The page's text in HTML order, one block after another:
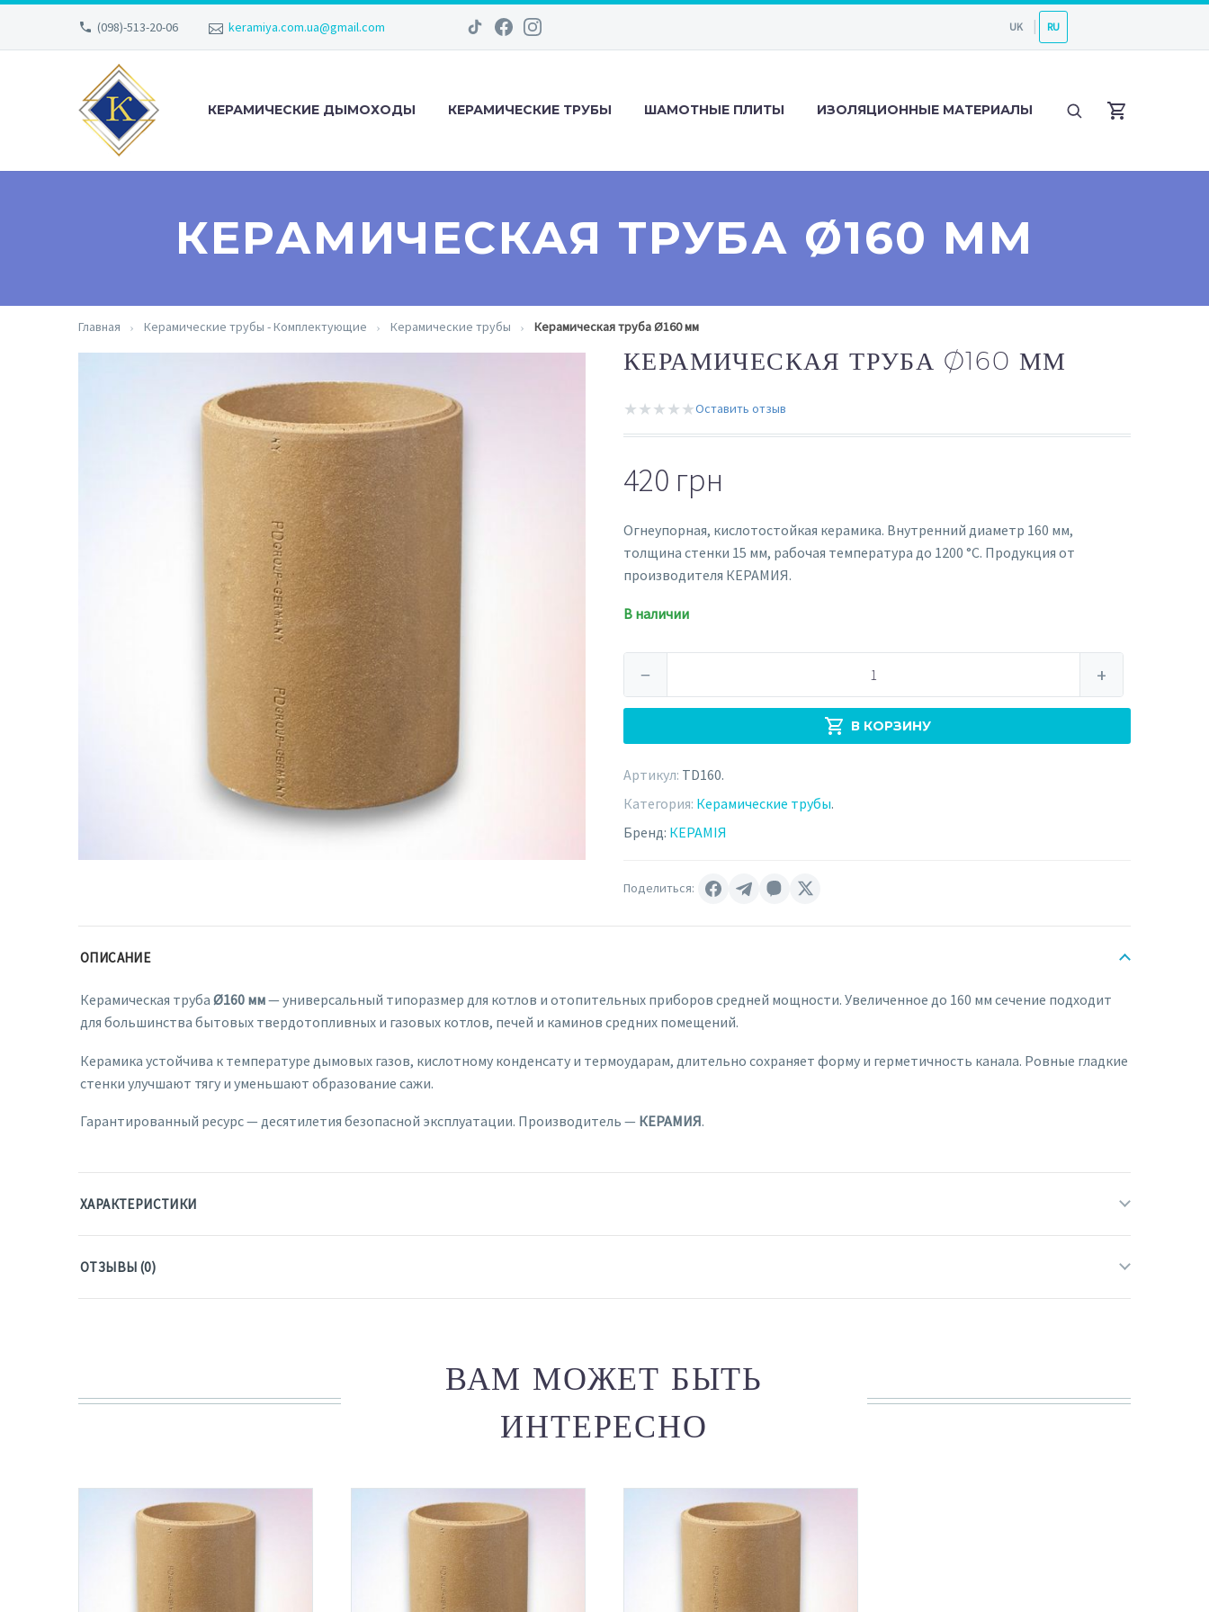
(098)-513-20-06 keramiya.com.ua@gmail.com UK RU
КЕРАМИЧЕСКИЕ ДЫМОХОДЫ КЕРАМИЧЕСКИЕ ТРУБЫ ШАМОТНЫЕ ПЛИТЫ ИЗОЛЯЦИОННЫЕ МАТЕРИАЛЫ
КЕРАМИЧЕСКАЯ ТРУБА Ø160 ММ
Главная Керамические трубы - Комплектующие Керамические трубы Керамическая труба Ø160 мм
КЕРАМИЧЕСКАЯ ТРУБА Ø160 ММ
★★★★★Оставить отзыв
420 грн
Огнеупорная, кислотостойкая керамика. Внутренний диаметр 160 мм,
толщина стенки 15 мм, рабочая температура до 1200 °C. Продукция от
производителя КЕРАМИЯ.
В наличии
Керамическая
мм
(TD160)
− +
В КОРЗИНУ
Артикул: TD160.
Категория: Керамические трубы.
Бренд: КЕРАМІЯ
Поделиться:
ОПИСАНИЕ
Керамическая труба Ø160 мм— универсальный типоразмер для котлов и отопительных приборов средней мощности. Увеличенное до 160 мм сечение подходит
для большинства бытовых твердотопливных и газовых котлов, печей и каминов средних помещений.
Керамика устойчива к температуре дымовых газов, кислотному конденсату и термоударам, длительно сохраняет форму и герметичность канала. Ровные гладкие
стенки улучшают тягу и уменьшают образование сажи.
Гарантированный ресурс — десятилетия безопасной эксплуатации. Производитель — КЕРАМИЯ.
ХАРАКТЕРИСТИКИ
ОТЗЫВЫ (0)
ВАМ МОЖЕТ БЫТЬ
ИНТЕРЕСНО